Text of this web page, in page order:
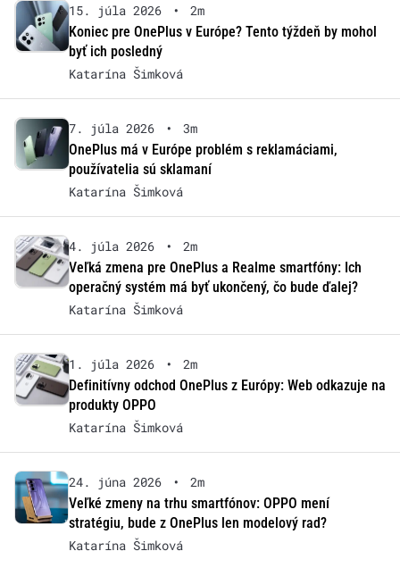
15. júla 2026 •
2m
Koniec pre OnePlus v Európe? Tento týždeň by mohol
byť ich posledný
Katarína Šimková
7. júla 2026 •
3m
OnePlus má v Európe problém s reklamáciami,
používatelia sú sklamaní
Katarína Šimková
4. júla 2026 •
2m
Veľká zmena pre OnePlus a Realme smartfóny: Ich
operačný systém má byť ukončený, čo bude ďalej?
Katarína Šimková
1. júla 2026 •
2m
Definitívny odchod OnePlus z Európy: Web odkazuje na
produkty OPPO
Katarína Šimková
24. júna 2026 •
2m
Veľké zmeny na trhu smartfónov: OPPO mení
stratégiu, bude z OnePlus len modelový rad?
Katarína Šimková